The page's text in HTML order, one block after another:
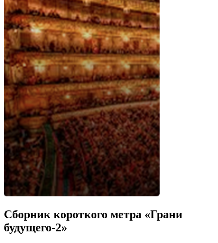
Сборник короткого метра «Грани
будущего-2»